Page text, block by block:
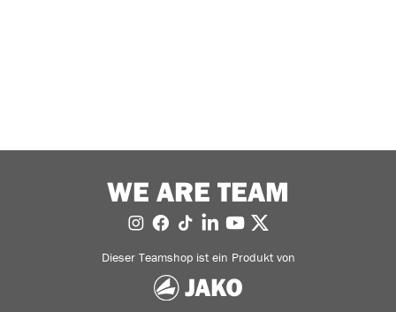
WE ARE TEAM
Dieser Teamshop ist ein Produkt von